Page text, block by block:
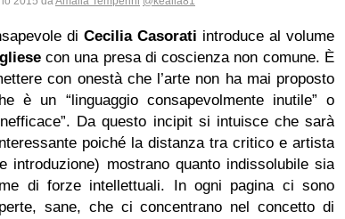
di Cecilia Casorati introduce al volume
con una presa di coscienza non comune. È
con onestà che l’arte non ha mai proposto
è un “linguaggio consapevolmente inutile” o
Da questo incipit si intuisce che sarà
poiché la distanza tra critico e artista
introduzione) mostrano quanto indissolubile sia
di forze intellettuali. In ogni pagina ci sono
sane, che ci concentrano nel concetto di